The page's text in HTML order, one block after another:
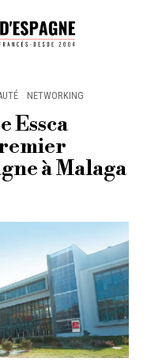
· NETWORKING
Essca
à Malaga